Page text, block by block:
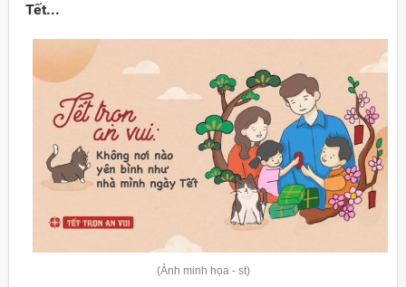
Tết...
(Ảnh minh họa - st)